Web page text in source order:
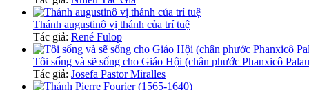
Thánh augustinô vị thánh của trí tuệ
Tác giả: René Fulop
Tôi sống và sẽ sống cho Giáo Hội (chân phước Phanxicô
Tác giả: Josefa Pastor Miralles